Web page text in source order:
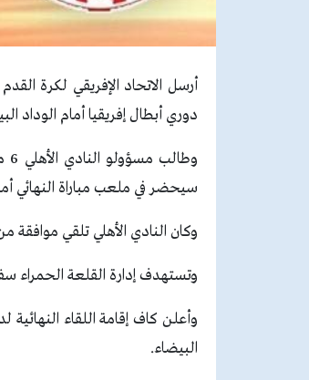
أرسل الاتحاد الإفريقي لكرة
دوري أبطال إفريقيا أمام الوداد
سيحضر في ملعب مباراة النهائي
وكان النادي الأهلي تلقي موافقة من جانب الاتحاد
وتستهدف إدارة القلعة الحمراء سفر 9 آلاف مشجع من القاهرة، بجانب حضور 4 آلاف من الجالية المصرية المقيمة
البيضاء.